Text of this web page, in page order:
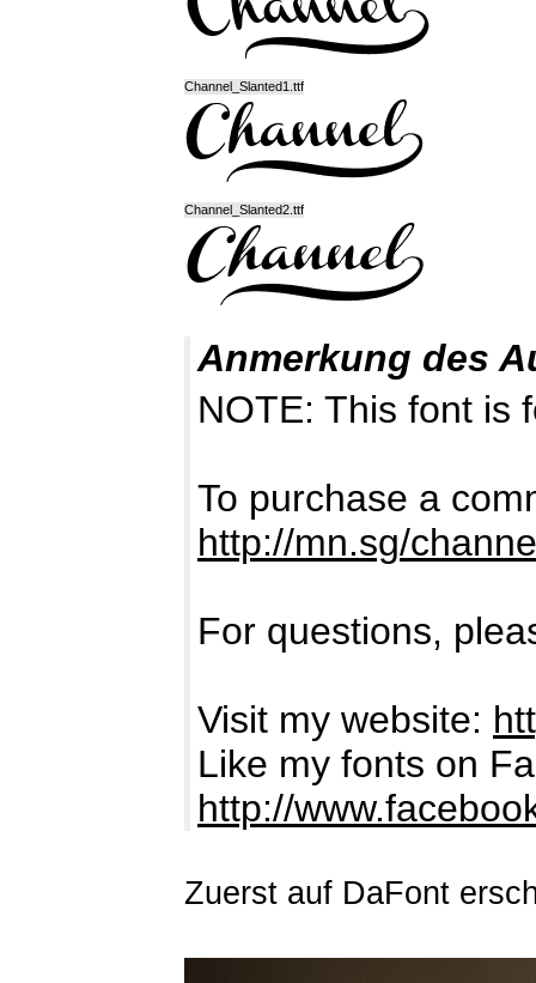
Channel_Slanted1.ttf
Channel_Slanted2.ttf
Anmerkung des
NOTE: This font is
To purchase a
http://mn.sg/
For questions,
Visit my website:
Like my fonts on
http://
Zuerst auf DaFont